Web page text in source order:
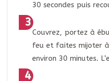
30 secondes puis
Couvrez, portez à
feu et faites mijoter
environ 30 minutes.